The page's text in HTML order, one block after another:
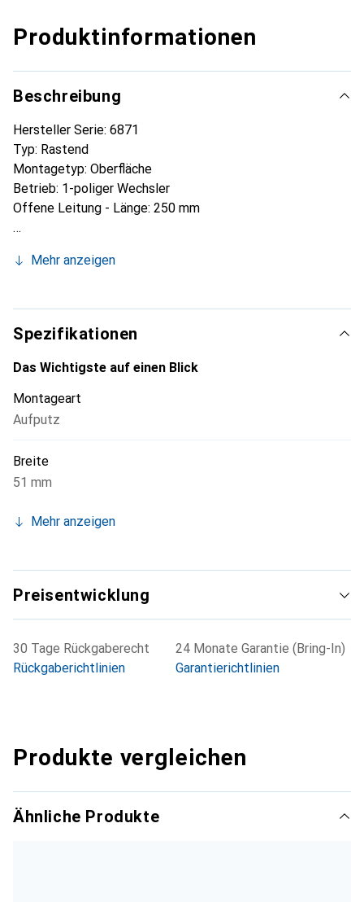
Produktinformationen
Beschreibung
Hersteller Serie: 6871
Typ: Rastend
Montagetyp: Oberfläche
Betrieb: 1-poliger Wechsler
Offene Leitung - Länge: 250 mm
Mehr anzeigen
Spezifikationen
Das Wichtigste auf einen Blick
Montageart
Aufputz
Breite
51 mm
Mehr anzeigen
Preisentwicklung
30 Tage Rückgaberecht
Rückgaberichtlinien
24 Monate Garantie (Bring-In)
Garantierichtlinien
Produkte vergleichen
Ähnliche Produkte